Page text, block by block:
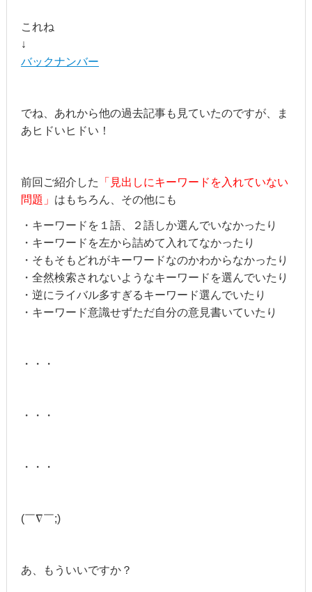
これね
↓
バックナンバー
でね、あれから他の過去記事も見ていたのですが、ま
あヒドいヒドい！
前回ご紹介した
「見出しにキーワードを入れていない
問題」 はもちろん、その他にも
・キーワードを１語、２語しか選んでいなかったり
・キーワードを左から詰めて入れてなかったり
・そもそもどれがキーワードなのかわからなかったり
・全然検索されないようなキーワードを選んでいたり
・逆にライバル多すぎるキーワード選んでいたり
・キーワード意識せずただ自分の意見書いていたり
・・・
・・・
・・・
(￣∇￣;)
あ、もういいですか？